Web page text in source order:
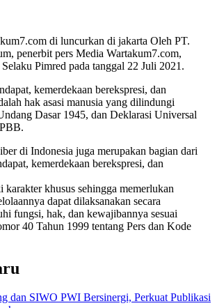
di luncurkan di jakarta Oleh PT.
penerbit pers Media Wartakum7.com,
Pimred pada tanggal 22 Juli 2021.
kemerdekaan berekspresi, dan
hak asasi manusia yang dilindungi
Dasar 1945, dan Deklarasi Universal
di Indonesia juga merupakan bagian dari
kemerdekaan berekspresi, dan
khusus sehingga memerlukan
dapat dilaksanakan secara
fungsi, hak, dan kewajibannya sesuai
40 Tahun 1999 tentang Pers dan Kode
dan SIWO PWI Bersinergi, Perkuat Publikasi